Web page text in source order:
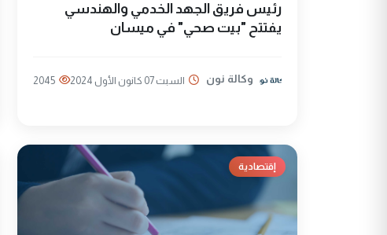
رئيس فريق الجهد الخدمي والهندسي
يفتتح "بيت صحي" في ميسان
وكالة نون السبت 07 كانون الأول 2024 2045
إقتصادية